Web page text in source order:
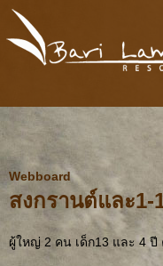
Webboard
สงกรานต์และ1-
ผู้ใหญ่ 2 คน เด็ก13 และ 4 ปี